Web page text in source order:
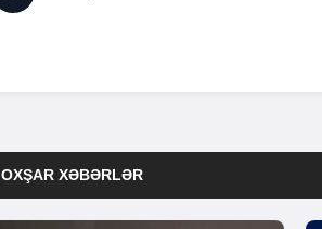
OXŞAR XƏBƏRLƏR